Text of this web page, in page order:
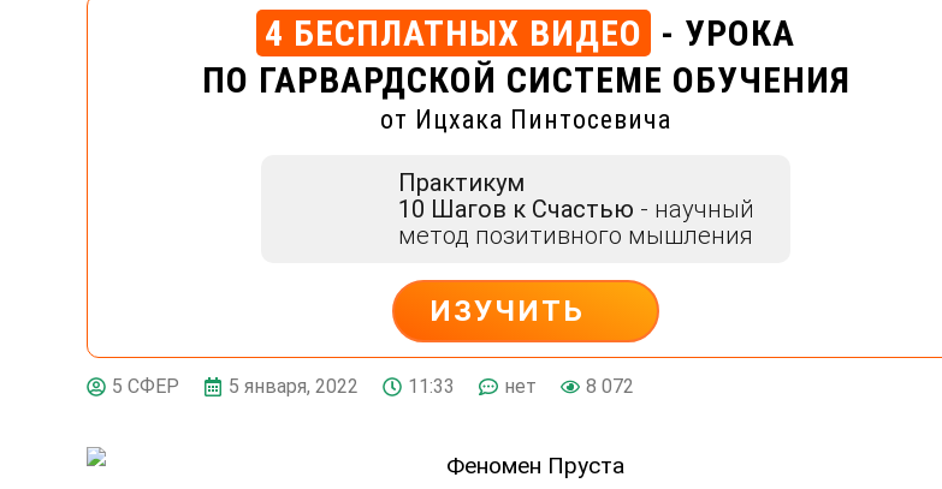
4 БЕСПЛАТНЫХ ВИДЕО - УРОКА
ПО ГАРВАРДСКОЙ СИСТЕМЕ ОБУЧЕНИЯ
от Ицхака Пинтосевича
Практикум
10 Шагов к Счастью - научный
метод позитивного мышления
ИЗУЧИТЬ
ДЕЙСТВУЙ
5 СФЕР 5 января, 2022 11:33 нет 8 072